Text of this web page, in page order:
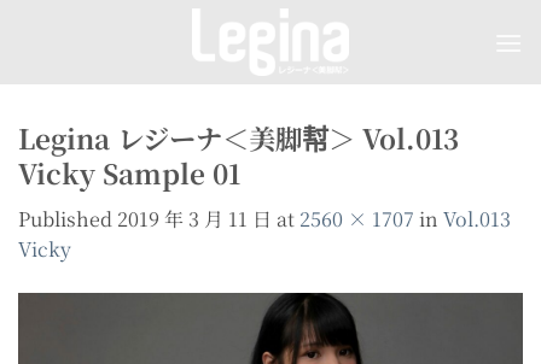
Legina レジーナ＜美脚幇＞ Vol.013
Vicky Sample 01
Published 2019 年 3 月 11 日 at 2560 × 1707 in Vol.013
Vicky